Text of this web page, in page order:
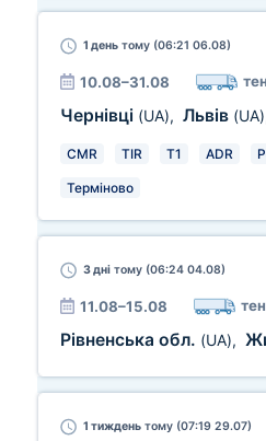
1 день тому (06:21 06.08)
10.08–31.08
Чернівці (UA), Львів (UA)
CMR TIR T1 ADR
Терміново
3 дні тому (06:24 04.08)
11.08–15.08
Рівненська обл. (UA),
1 тиждень тому (07:19 29.07)